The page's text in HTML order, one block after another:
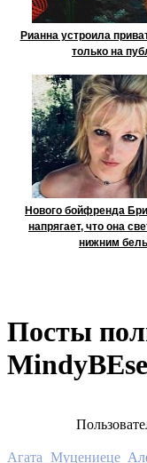
Рианна устроила
только на
Нового бойфренда
напрягает, что она
нижним
Посты
Агата Муцениеце